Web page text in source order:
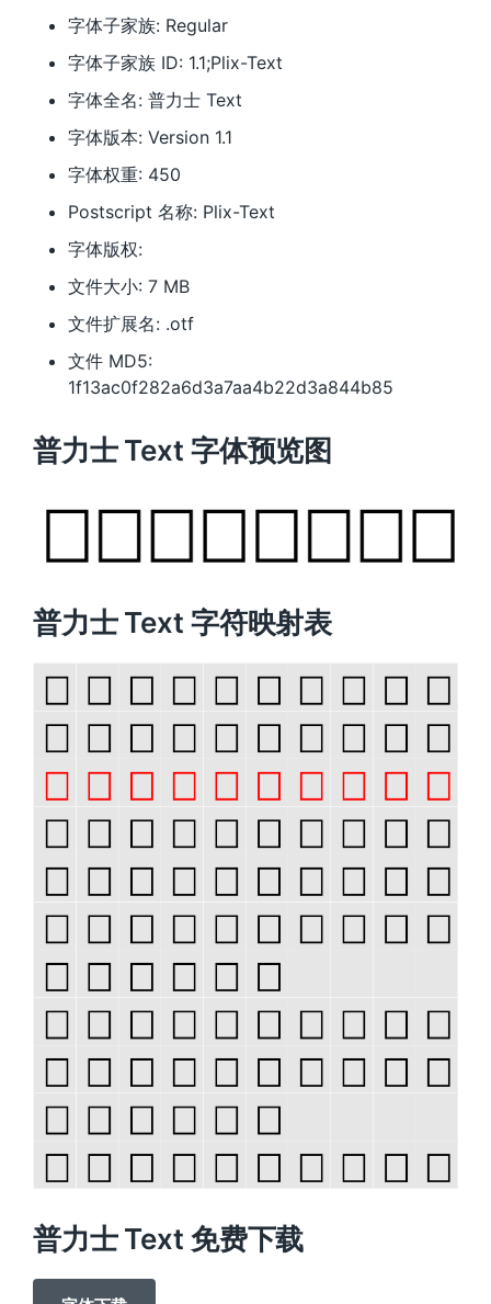
字体子家族: Regular
字体子家族 ID: 1.1;Plix-Text
字体全名: 普力士 Text
字体版本: Version 1.1
字体权重: 450
Postscript 名称: Plix-Text
字体版权:
文件大小: 7 MB
文件扩展名: .otf
文件 MD5:
1f13ac0f282a6d3a7aa4b22d3a844b85
普力士 Text 字体预览图
普力士 Text 字符映射表
普力士 Text 免费下载